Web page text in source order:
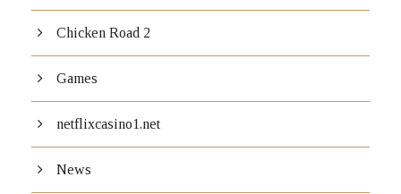
Chicken Road 2
Games
netflixcasino1.net
News